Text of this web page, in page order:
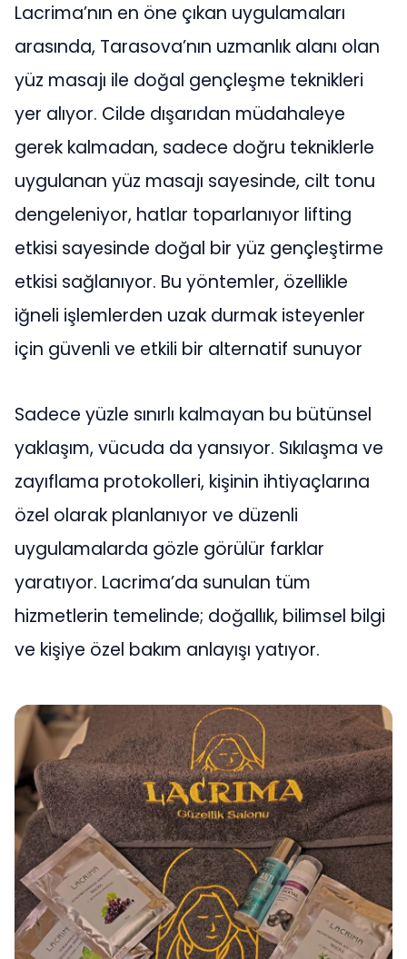
Lacrima’nın en öne çıkan uygulamaları
arasında, Tarasova’nın uzmanlık alanı olan
yüz masajı ile doğal gençleşme teknikleri
yer alıyor. Cilde dışarıdan müdahaleye
gerek kalmadan, sadece doğru tekniklerle
uygulanan yüz masajı sayesinde, cilt tonu
dengeleniyor, hatlar toparlanıyor lifting
etkisi sayesinde doğal bir yüz gençleştirme
etkisi sağlanıyor. Bu yöntemler, özellikle
iğneli işlemlerden uzak durmak isteyenler
için güvenli ve etkili bir alternatif sunuyor
Sadece yüzle sınırlı kalmayan bu bütünsel
yaklaşım, vücuda da yansıyor. Sıkılaşma ve
zayıflama protokolleri, kişinin ihtiyaçlarına
özel olarak planlanıyor ve düzenli
uygulamalarda gözle görülür farklar
yaratıyor. Lacrima’da sunulan tüm
hizmetlerin temelinde; doğallık, bilimsel bilgi
ve kişiye özel bakım anlayışı yatıyor.